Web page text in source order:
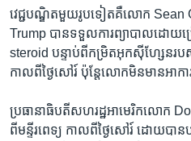
វេជ្ជបណ្ឌិត​មួយ​រូប​ទៀត​គឺ​លោក
Trump បាន​ទទួល​ការ​ព្យាបាល​ដោយ​ប្រ
steroid បន្ទាប់ពី​កម្រិត​អុកស៊ីហ្សែន​រ
កាល​ពី​ថ្ងៃ​សៅរ៍ ប៉ុន្តែ​លោក​មិន​មាន​អាកា
ប្រធានាធិបតី​សហរដ្ឋអាមេរិក​លោក
ពី​មន្ទីរពេទ្យ ​កាល​ពី​ថ្ងៃ​សៅរ៍ ដោយ​បា